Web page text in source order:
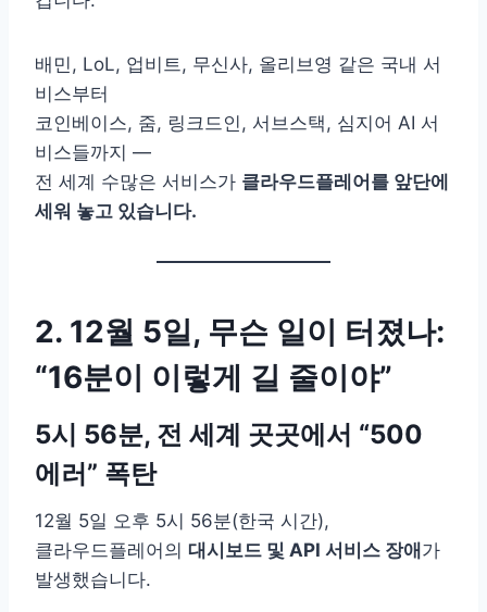
배민, LoL, 업비트, 무신사, 올리브영 같은 국내 서
비스부터
코인베이스, 줌, 링크드인, 서브스택, 심지어 AI 서
비스들까지 —
전 세계 수많은 서비스가 클라우드플레어를 앞단에
세워 놓고 있습니다.
2. 12월 5일, 무슨 일이 터졌나:
“16분이 이렇게 길 줄이야”
5시 56분, 전 세계 곳곳에서 “500
에러” 폭탄
12월 5일 오후 5시 56분(한국 시간),
클라우드플레어의 대시보드 및 API 서비스 장애 가
발생했습니다.